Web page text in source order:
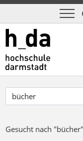
Gesucht nach